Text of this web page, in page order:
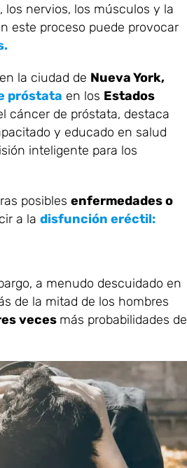
nervios, los músculos y la
este proceso puede provocar
la ciudad de Nueva York,
próstata en los Estados
cáncer de próstata, destaca
y educado en salud
inteligente para los
posibles enfermedades o
a la disfunción eréctil:
a menudo descuidado en
de la mitad de los hombres
veces más probabilidades de